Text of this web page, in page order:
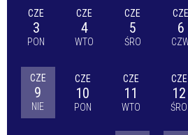
CZE
3
PON
CZE
4
WTO
CZE
5
ŚRO
CZE
6
CZE
9
NIE
CZE
10
PON
CZE
11
WTO
CZE
12
ŚRO